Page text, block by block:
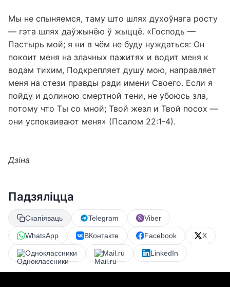
Мы не спыняемся, таму што шлях духоўнага росту
— гэта шлях даўжынёю ў жыццё. «Господь —
Пастырь мой; я ни в чём не буду нуждаться: Он
покоит меня на злачных пажитях и водит меня к
водам тихим, Подкрепляет душу мою, направляет
меня на стези правды ради имени Своего. Если я
пойду и долиною смертной тени, не убоюсь зла,
потому что Ты со мной; Твой жезл и Твой посох —
они успокаивают меня» (Псалом 22:1-4).
Дзіна
Падзяліцца
Скапіяваць Telegram Viber
WhatsApp ВКонтакте Facebook X
Одноклассники Mail.ru LinkedIn